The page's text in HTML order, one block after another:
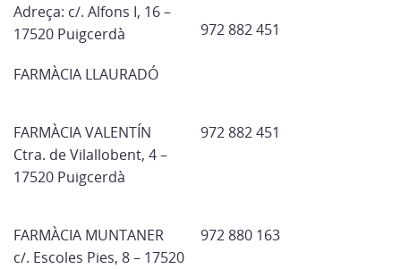
Adreça: c/. Alfons I, 16 –
17520 Puigcerdà
FARMÀCIA LLAURADÓ
972 882 451
FARMÀCIA VALENTÍN
Ctra. de Vilallobent, 4 –
17520 Puigcerdà
972 882 451
FARMÀCIA MUNTANER
c/. Escoles Pies, 8 – 17520
972 880 163